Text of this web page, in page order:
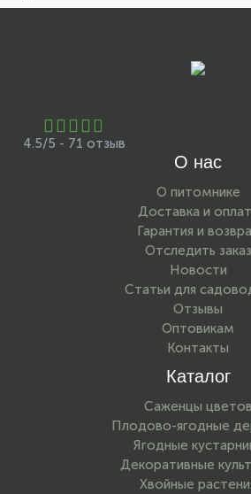
4.5/5 - 71 отзыв
О нас
О питомнике
Доставка и
Гарантия и
Отследить заказ
Новости
Статьи для
Отзывы
Оптовикам
Контакты
Каталог
Саженцы цветов
Плодово-ягодные
Ягодные
Декоративные
Хвойные